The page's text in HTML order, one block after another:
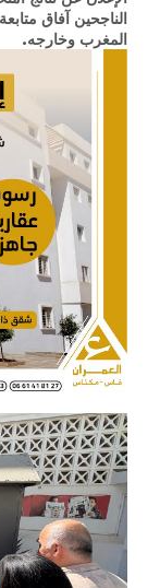
الناجحين آفاق
المغرب وخارجه.